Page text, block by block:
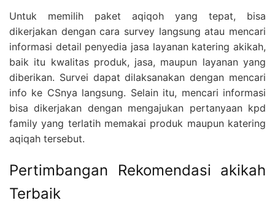
Untuk memilih paket aqiqoh yang tepat, bisa
dikerjakan dengan cara survey langsung atau mencari
informasi detail penyedia jasa layanan katering akikah,
baik itu kwalitas produk, jasa, maupun layanan yang
diberikan. Survei dapat dilaksanakan dengan mencari
info ke CSnya langsung. Selain itu, mencari informasi
bisa dikerjakan dengan mengajukan pertanyaan kpd
family yang terlatih memakai produk maupun katering
aqiqah tersebut.
Pertimbangan Rekomendasi akikah
Terbaik